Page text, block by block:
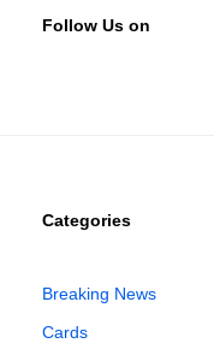
Follow Us on
Categories
Breaking News
Cards